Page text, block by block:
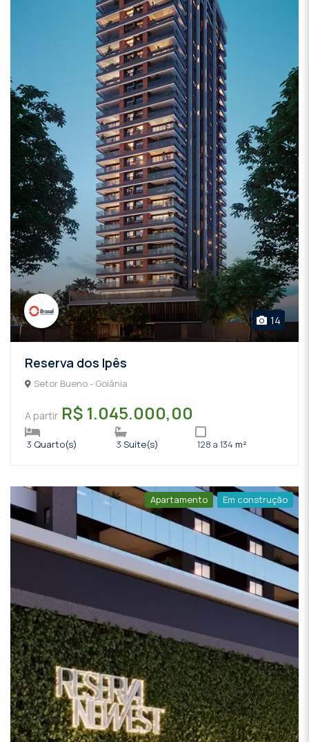
14
Reserva dos Ipês
Setor Bueno - Goiânia
A partir R$ 1.045.000,00
3 Quarto(s) 3 Suíte(s) 128 a 134 m²
Apartamento Em construção